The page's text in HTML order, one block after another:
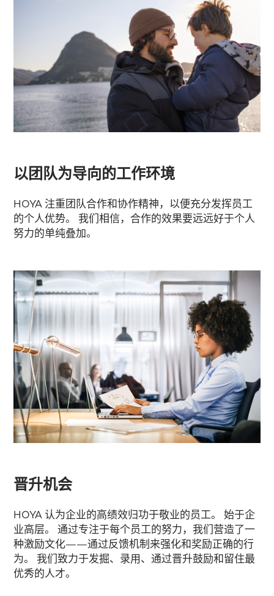
以团队为导向的工作环境
HOYA 注重团队合作和协作精神，以便充分发挥员工
的个人优势。 我们相信，合作的效果要远远好于个人
努力的单纯叠加。
晋升机会
HOYA 认为企业的高绩效归功于敬业的员工。 始于企
业高层。 通过专注于每个员工的努力，我们营造了一
种激励文化——通过反馈机制来强化和奖励正确的行
为。 我们致力于发掘、录用、通过晋升鼓励和留住最
优秀的人才。